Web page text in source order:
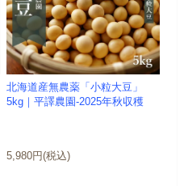
北海道産無農薬「小粒大豆」
5kg｜平譯農園-2025年秋収穫
5,980円(税込)